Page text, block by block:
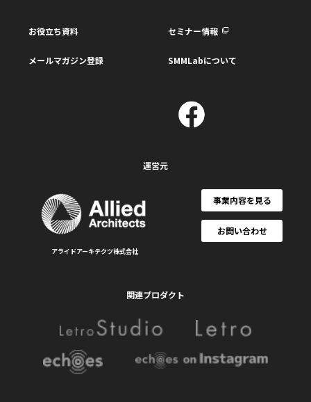
お役立ち資料 セミナー情報
メールマガジン登録 SMMLabについて
運営元
アライドアーキテクツ株式会社
事業内容を見る
お問い合わせ
関連プロダクト